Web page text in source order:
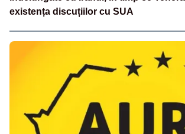
existența discuțiilor cu SUA